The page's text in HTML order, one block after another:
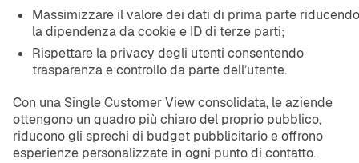
Massimizzare il valore dei dati di prima parte riducendo
la dipendenza da cookie e ID di terze parti;
Rispettare la privacy degli utenti consentendo
trasparenza e controllo da parte dell’utente.
Con una Single Customer View consolidata, le aziende
ottengono un quadro più chiaro del proprio pubblico,
riducono gli sprechi di budget pubblicitario e offrono
esperienze personalizzate in ogni punto di contatto.